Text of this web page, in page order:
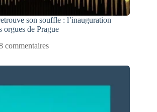
son souffle : l’inauguration
orgues de Prague
commentaires